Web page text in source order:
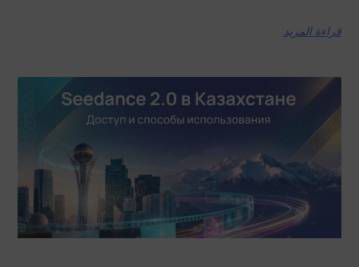
قراءة المزيد